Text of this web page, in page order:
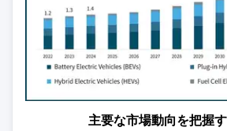
主要な市場動向を把握